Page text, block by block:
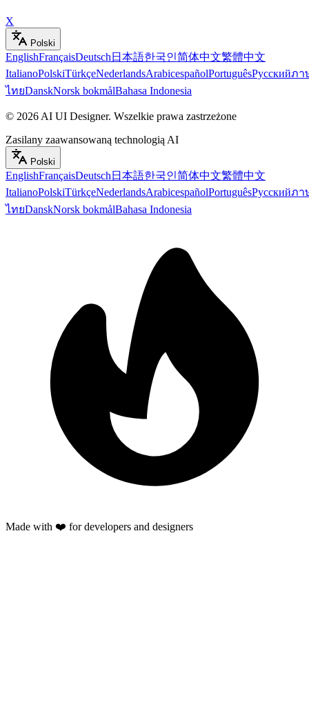
X
Polski
EnglishFrançaisDeutsch 日本語한국인简体中文繁體中文
ItalianoPolskiTürkçeNederlandsArabicespañolPortuguêsРусскийภา
ไทยDanskNorsk bokmålBahasa Indonesia
© 2026 AI UI Designer. Wszelkie prawa zastrzeżone
Zasilany zaawansowaną technologią AI
Polski
EnglishFrançaisDeutsch 日本語한국인简体中文繁體中文
ItalianoPolskiTürkçeNederlandsArabicespañolPortuguêsРусскийภา
ไทยDanskNorsk bokmålBahasa Indonesia
Made with ❤️ for developers and designers